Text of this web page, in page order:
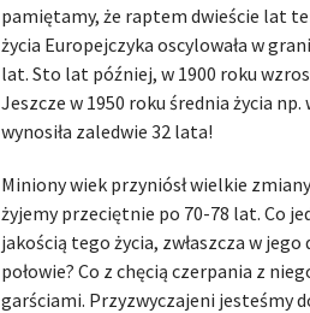
pamiętamy, że raptem dwieście lat
życia Europejczyka oscylowała w
lat. Sto lat później, w 1900 roku
Jeszcze w 1950 roku średnia życia np.
wynosiła zaledwie 32 lata!
Miniony wiek przyniósł wielkie
żyjemy przeciętnie po 70-78 lat. Co
jakością tego życia, zwłaszcza w jego
połowie? Co z chęcią czerpania z
garściami. Przyzwyczajeni jesteśmy